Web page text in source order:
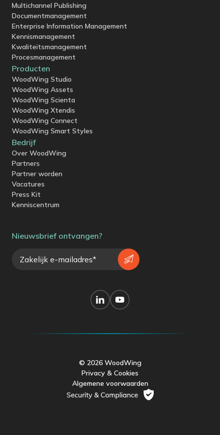
Multichannel Publishing
Documentmanagement
Enterprise Information Management
Kennismanagement
Kwaliteitsmanagement
Procesmanagement
Producten
WoodWing Studio
WoodWing Assets
WoodWing Scienta
WoodWing Xtendis
WoodWing Connect
WoodWing Smart Styles
Bedrijf
Over WoodWing
Partners
Partner worden
Vacatures
Press Kit
Kenniscentrum
Nieuwsbrief ontvangen?
© 2026 WoodWing
Privacy & Cookies
Algemene voorwaarden